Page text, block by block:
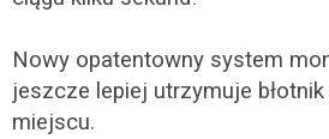
Nowy opatentowny system
jeszcze lepiej utrzymuje
miejscu.